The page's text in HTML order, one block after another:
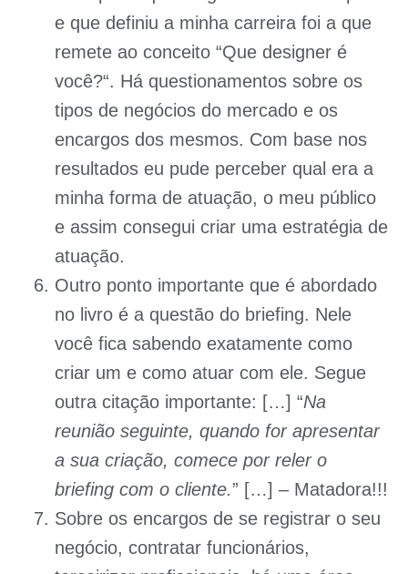
e que definiu a minha carreira foi a que
remete ao conceito “Que designer é
você?“. Há questionamentos sobre os
tipos de negócios do mercado e os
encargos dos mesmos. Com base nos
resultados eu pude perceber qual era a
minha forma de atuação, o meu público
e assim consegui criar uma estratégia de
atuação.
Outro ponto importante que é abordado
no livro é a questão do briefing. Nele
você fica sabendo exatamente como
criar um e como atuar com ele. Segue
outra citação importante: […] “Na
reunião seguinte, quando for apresentar
a sua criação, comece por reler o
briefing com o cliente.” […] – Matadora!!!
Sobre os encargos de se registrar o seu
negócio, contratar funcionários,